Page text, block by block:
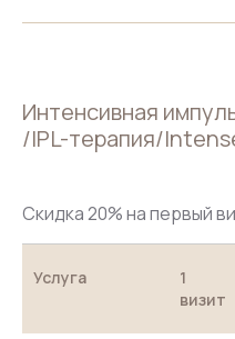
Интенсивная
/IPL-терапия/
Скидка 20% на первый
Услуга
1
визит